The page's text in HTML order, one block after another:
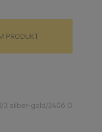
3 silber-gold/2406 O
PRODUKT